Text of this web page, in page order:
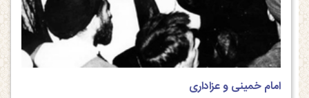
امام خمینی و عزاداری